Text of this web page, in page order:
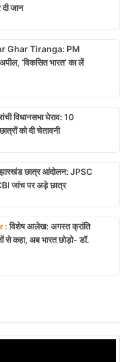
जान
Ghar Tiranga: PM
‘विकसित भारत’ का लें
विधानसभा घेराव: 10
को दी चेतावनी
छात्र आंदोलन: JPSC
जांच पर अड़े छात्र
:विशेष आलेख: अगस्त क्रांति
कहा, अब भारत छोड़ो- डॉ.